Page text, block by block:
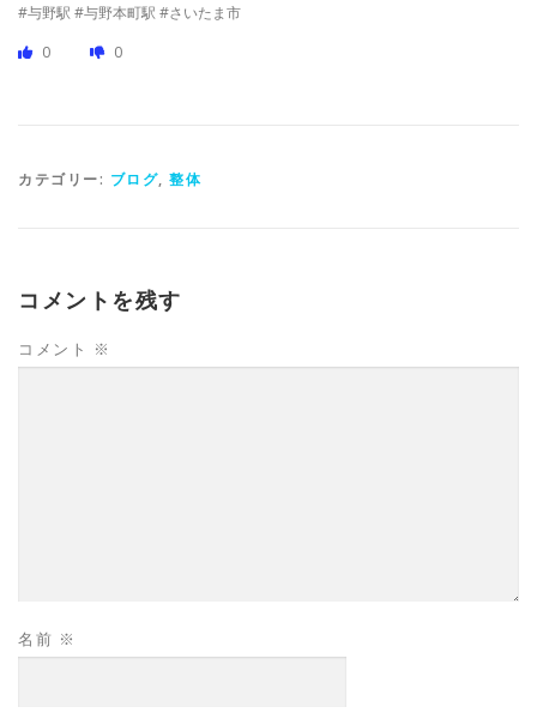
#与野駅 #与野本町駅 #さいたま市
0
0
カテゴリー: ブログ, 整体
コメントを残す
コメント ※
名前 ※